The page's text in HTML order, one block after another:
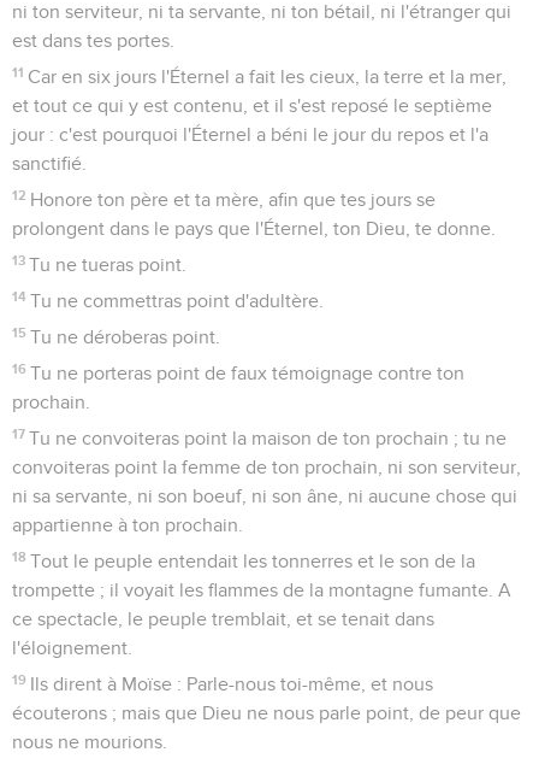
ni ton serviteur, ni ta servante, ni ton bétail, ni l'étranger qui
est dans tes portes.
11 Car en six jours l'Éternel a fait les cieux, la terre et la mer,
et tout ce qui y est contenu, et il s'est reposé le septième
jour : c'est pourquoi l'Éternel a béni le jour du repos et l'a
sanctifié.
12 Honore ton père et ta mère, afin que tes jours se
prolongent dans le pays que l'Éternel, ton Dieu, te donne.
13 Tu ne tueras point.
14 Tu ne commettras point d'adultère.
15 Tu ne déroberas point.
16 Tu ne porteras point de faux témoignage contre ton
prochain.
17 Tu ne convoiteras point la maison de ton prochain ; tu ne
convoiteras point la femme de ton prochain, ni son serviteur,
ni sa servante, ni son boeuf, ni son âne, ni aucune chose qui
appartienne à ton prochain.
18 Tout le peuple entendait les tonnerres et le son de la
trompette ; il voyait les flammes de la montagne fumante. A
ce spectacle, le peuple tremblait, et se tenait dans
l'éloignement.
19 Ils dirent à Moïse : Parle-nous toi-même, et nous
écouterons ; mais que Dieu ne nous parle point, de peur que
nous ne mourions.